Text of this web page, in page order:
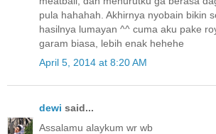
pula hahahah. Akhirnya nyobain bikin
hasilnya lumayan ^^ cuma aku pake
garam biasa, lebih enak hehehe
April 5, 2014 at 8:20 AM
dewi said...
Assalamu alaykum wr wb